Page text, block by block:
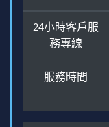
24小時客戶服
務專線
服務時間